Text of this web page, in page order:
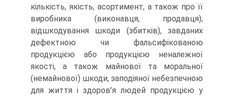
кількість, якість, асортимент, а також про її
виробника (виконавця, продавця);
відшкодування шкоди (збитків), завданих
дефектною чи фальсифікованою
продукцією або продукцією неналежної
якості, а також майнової та моральної
(немайнової) шкоди, заподіяної небезпечною
для життя і здоров’я людей продукцією у